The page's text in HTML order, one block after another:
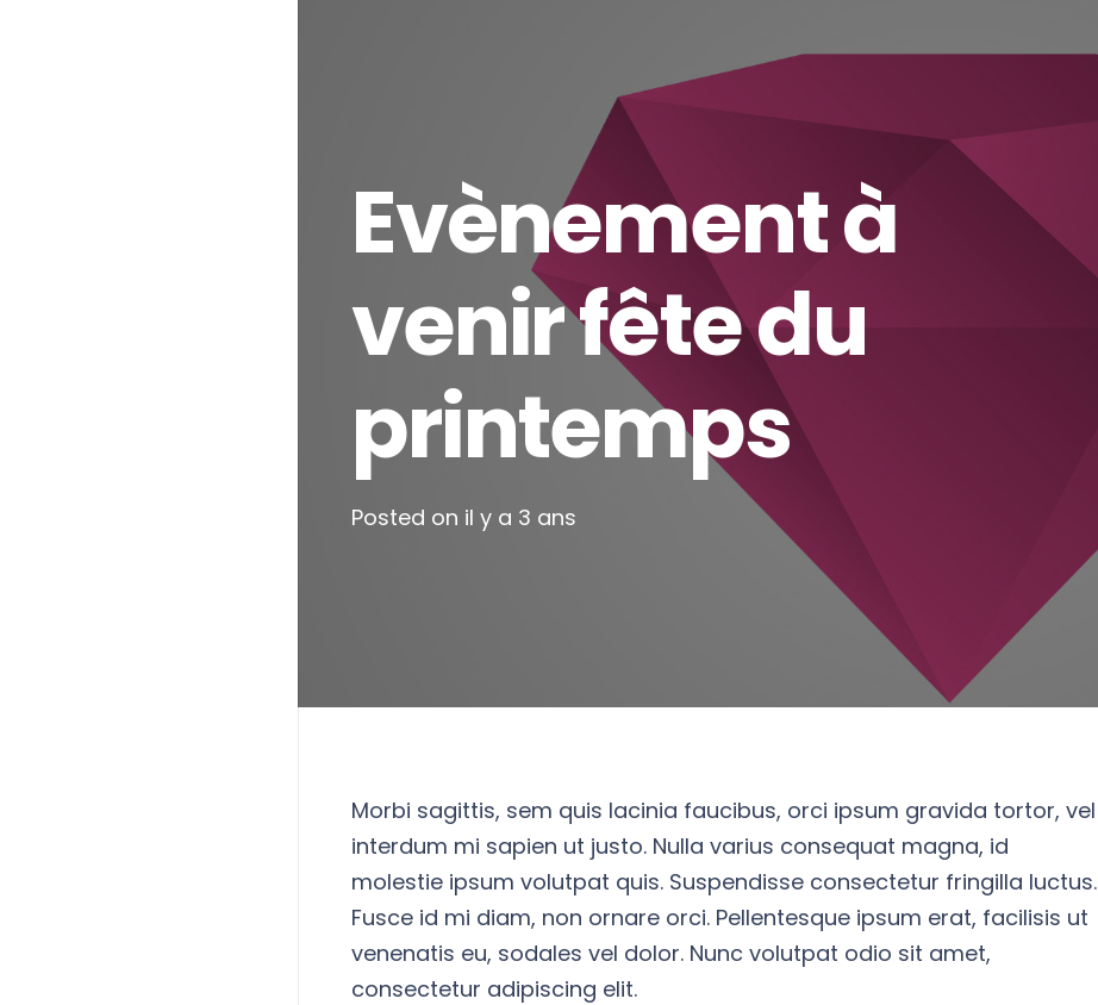
Evènement à
venir fête du
printemps
Posted on il y a 3 ans
Morbi sagittis, sem quis lacinia faucibus, orci ipsum gravida tortor, vel
interdum mi sapien ut justo. Nulla varius consequat magna, id
molestie ipsum volutpat quis. Suspendisse consectetur fringilla luctus.
Fusce id mi diam, non ornare orci. Pellentesque ipsum erat, facilisis ut
venenatis eu, sodales vel dolor. Nunc volutpat odio sit amet,
consectetur adipiscing elit.